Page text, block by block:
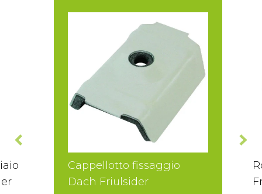
Cappellotto fissaggio
Dach Friulsider